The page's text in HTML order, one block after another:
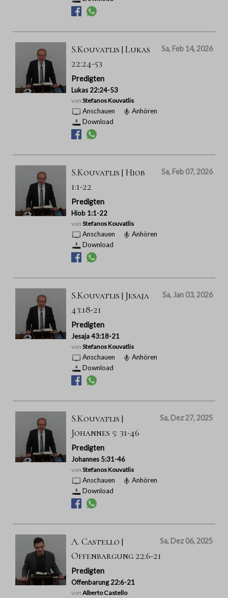
Sa, Feb 14, 2026
S.Kouvatlis | Lukas
22:24-53
Predigten
Lukas 22:24-53
von Stefanos Kouvatlis
Anschauen
Anhören
Download
Sa, Feb 07, 2026
S.Kouvatlis | Hiob
1:1-22
Predigten
Hiob 1:1-22
von Stefanos Kouvatlis
Anschauen
Anhören
Download
Sa, Jan 03, 2026
S.Kouvatlis | Jesaja
43:18-21
Predigten
Jesaja 43:18-21
von Stefanos Kouvatlis
Anschauen
Anhören
Download
Sa, Dez 27, 2025
S.Kouvatlis |
Johannes 5: 31-46
Predigten
Johannes 5:31-46
von Stefanos Kouvatlis
Anschauen
Anhören
Download
Sa, Dez 06, 2025
A. Castello |
Offenbargung 22:6-21
Predigten
Offenbarung 22:6-21
von Alberto Castello